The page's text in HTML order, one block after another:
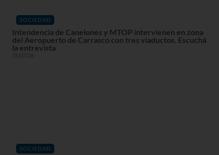
SOCIEDAD
Intendencia de Canelones y MTOP intervienen en zona
del Aeropuerto de Carrasco con tres viaductos. Escuchá
la entrevista
31/07/26
SOCIEDAD